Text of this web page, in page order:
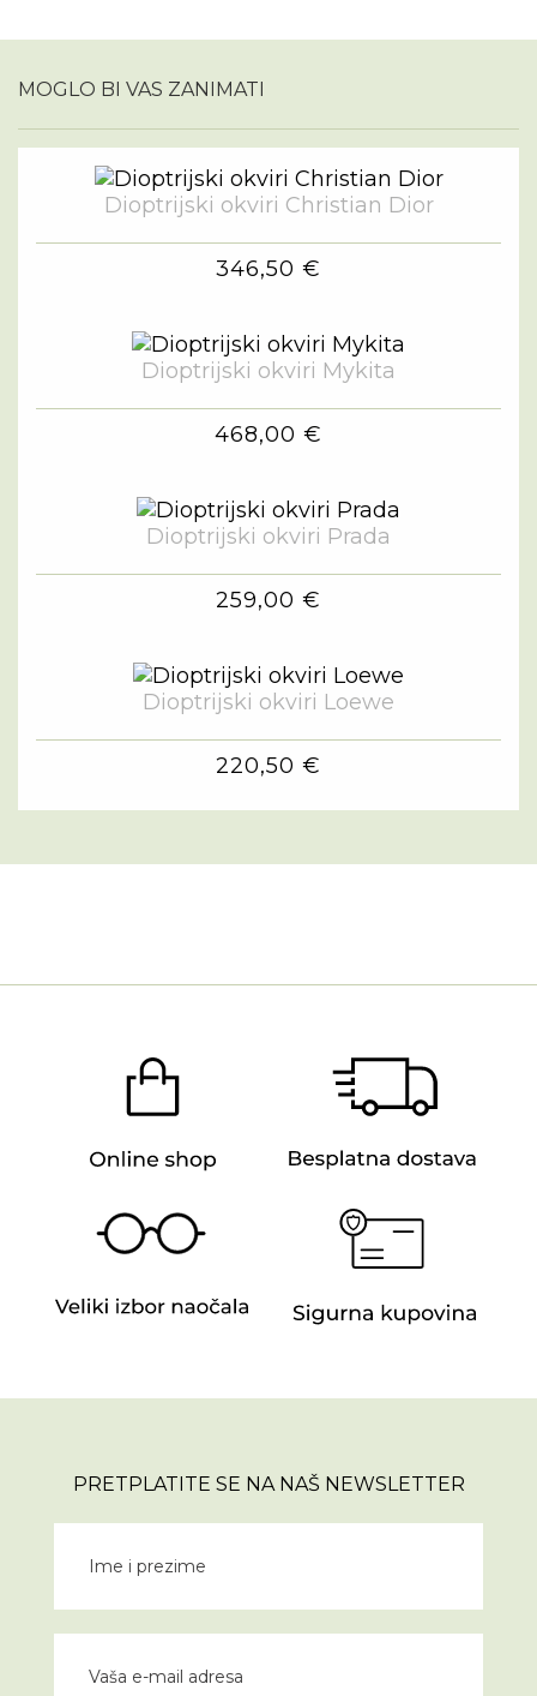
MOGLO BI VAS ZANIMATI
Dioptrijski okviri Christian Dior
346,50 €
Dioptrijski okviri Mykita
468,00 €
Dioptrijski okviri Prada
259,00 €
Dioptrijski okviri Loewe
220,50 €
PRETPLATITE SE NA NAŠ NEWSLETTER